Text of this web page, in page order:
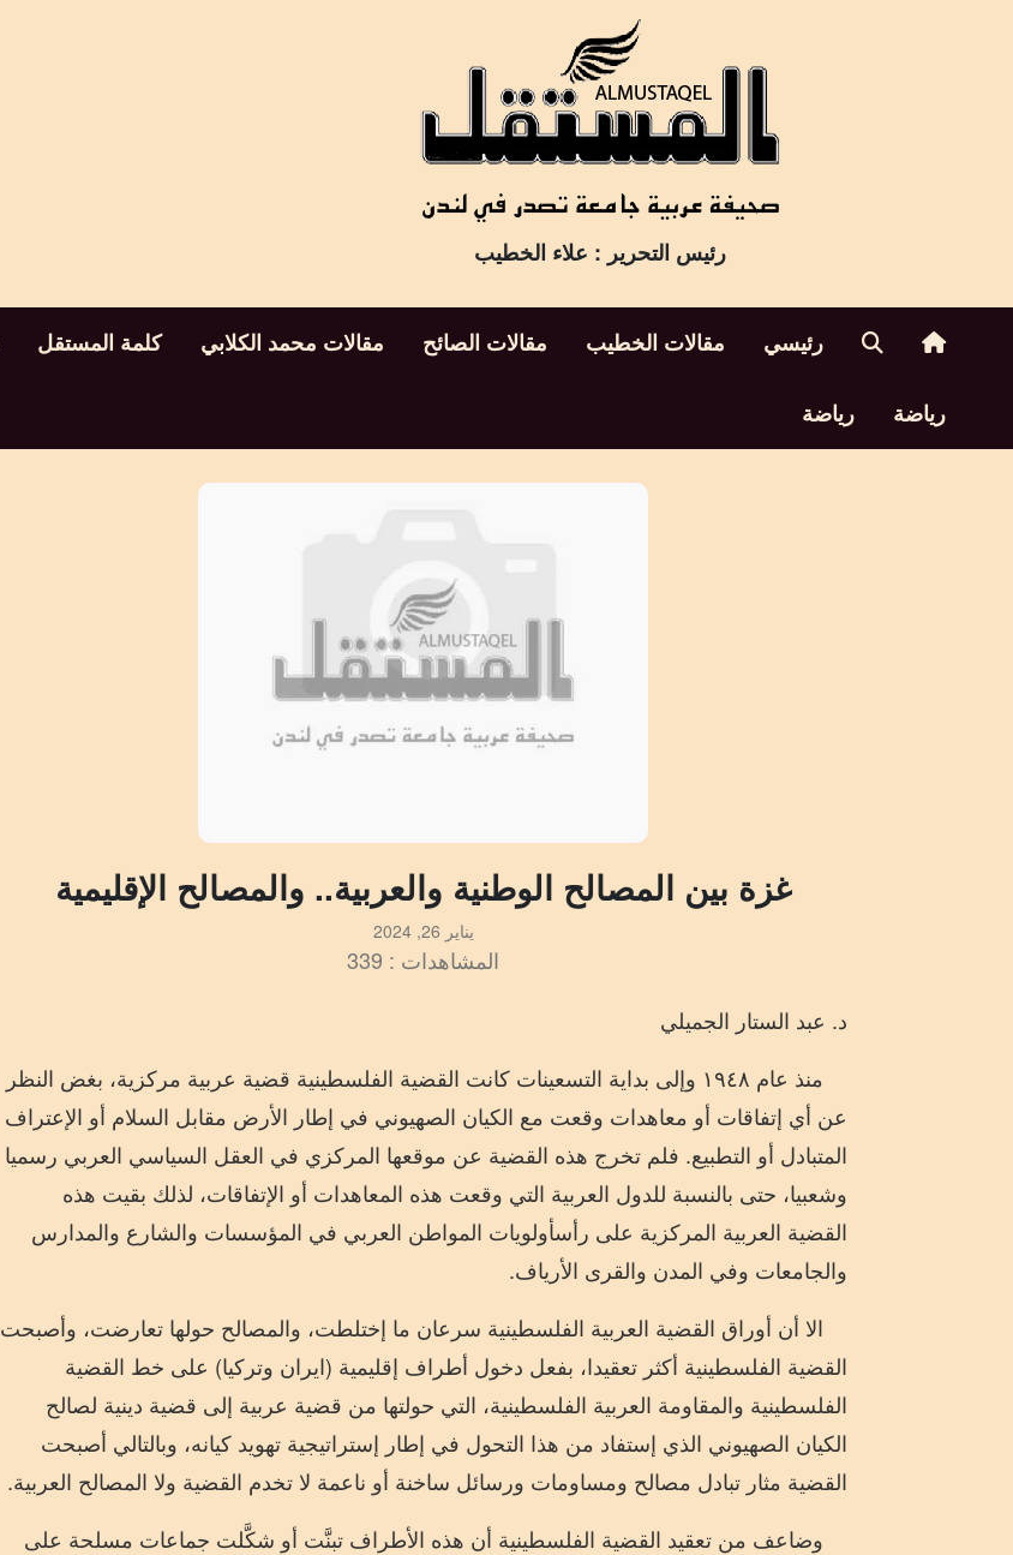
رئيس التحرير : علاء الخطيب
رئيسي مقالات الخطيب مقالات الصائح مقالات محمد الكلابي كلمة المستقل
رياضة رياضة
غزة بين المصالح الوطنية والعربية.. والمصالح الإقليمية
يناير 26, 2024
المشاهدات : 339
د. عبد الستار الجميلي
منذ عام ١٩٤٨ وإلى بداية التسعينات كانت القضية الفلسطينية قضية عربية مركزية، بغض النظر
عن أي إتفاقات أو معاهدات وقعت مع الكيان الصهيوني في إطار الأرض مقابل السلام أو العتراف
المتبادل أو التطبيع. فلم تخرج هذه القضية عن موقعها المركزي في العقل السياسي العربي رسميا
وشعبيا، حتى بالنسبة للدول العربية التي وقعت هذه المعاهدات أو التفاقات، لذلك بقيت هذه
القضية العربية المركزية على رأسأولويات المواطن العربي في المؤسسات والشارع والمدارس
والجامعات وفي المدن والقرى الأرياف.
الا أن أوراق القضية العربية الفلسطينية سرعان ما إختلطت، والمصالح حولها تعارضت، وأصبحت
القضية الفلسطينية أكثر تعقيدا، بفعل دخول أطراف إقليمية (ايران وتركيا) على خط القضية
الفلسطينية والمقاومة العربية الفلسطينية، التي حولتها من قضية عربية إلى قضية دينية لصالح
الكيان الصهيوني الذي إستفاد من هذا التحول في إطار إستراتيجية تهويد كيانه، وبالتالي أصبحت
القضية مثار تبادل مصالح ومساومات ورسائل ساخنة أو ناعمة لا تخدم القضية ولا المصالح العربية.
وضاعف من تعقيد القضية الفلسطينية أن هذه الأطراف تبنت أو شكّلت جماعات مسلحة على